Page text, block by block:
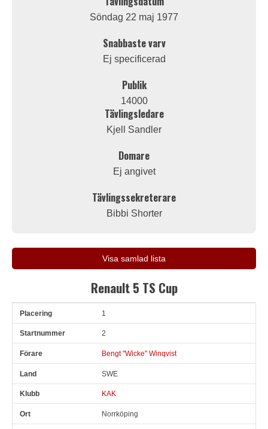
Söndag 22 maj 1977
Snabbaste varv
Ej specificerad
Publik
14000
Tävlingsledare
Kjell Sandler
Domare
Ej angivet
Tävlingssekreterare
Bibbi Shorter
Visa samlad lista
Renault 5 TS Cup
Pl Snr 1
2
Bengt "Wicke" Winqvist
SWE
KAK
Norrköping